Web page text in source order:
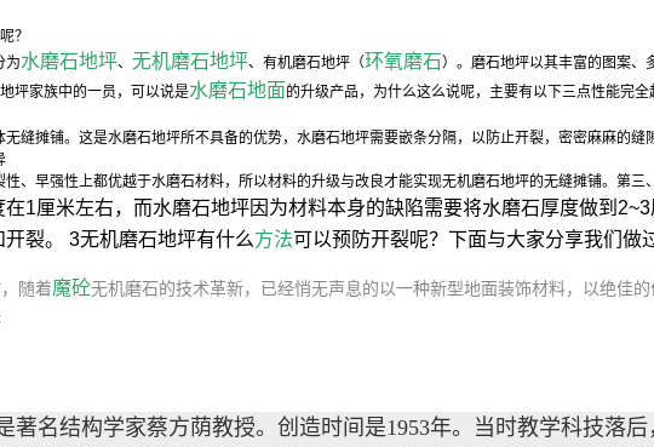
？
为水磨石地坪、无机磨石地坪、有机磨石地坪（环氧磨石）。磨石地坪以其丰富的图案、
坪家族中的一员，可以说是水磨石地面的升级产品，为什么这么说呢，主要有以下三点性能完全
缝摊铺。这是水磨石地坪所不具备的优势，水磨石地坪需要嵌条分隔，以防止开裂，密密麻麻的
、早强性上都优越于水磨石材料，所以材料的升级与改良才能实现无机磨石地坪的无缝摊铺。第三
1厘米左右，而水磨石地坪因为材料本身的缺陷需要将水磨石厚度做到
裂。 3无机磨石地坪有什么方法可以预防开裂呢？下面与大家分享我们做
随着魔砼无机磨石的技术革新，已经悄无声息的以一种新型地面装饰材料，以绝佳的
著名结构学家蔡方荫教授。创造时间是1953年。当时教学科技落